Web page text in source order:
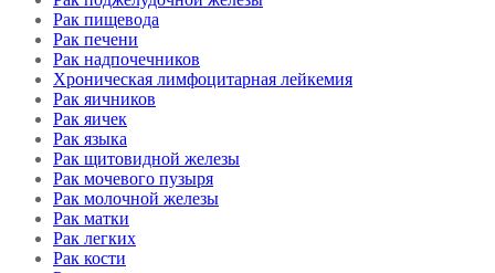
Рак пищевода
Рак печени
Рак надпочечников
Хроническая лимфоцитарная лейкемия
Рак яичников
Рак яичек
Рак языка
Рак щитовидной железы
Рак мочевого пузыря
Рак молочной железы
Рак матки
Рак легких
Рак кости